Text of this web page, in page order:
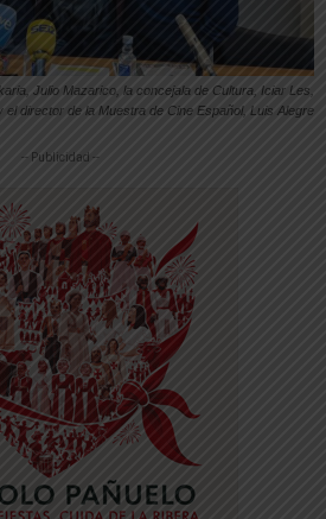
Julio Mazarico, la concejala de Cultura, Iciar Les,
el director de la Muestra de Cine Español, Luis Alegre
-- Publicidad --